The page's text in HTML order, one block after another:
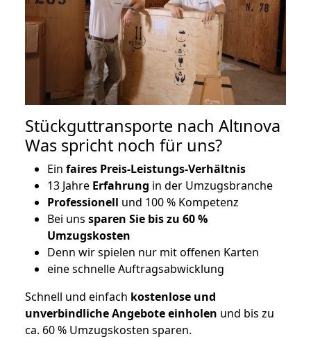
Stückguttransporte nach Altınova
Was spricht noch für uns?
Ein faires Preis-Leistungs-Verhältnis
13 Jahre Erfahrung in der Umzugsbranche
Professionell und 100 % Kompetenz
Bei uns sparen Sie bis zu 60 %
Umzugskosten
Denn wir spielen nur mit offenen Karten
eine schnelle Auftragsabwicklung
Schnell und einfach kostenlose und
unverbindliche Angebote einholen und bis zu
ca. 60 % Umzugskosten sparen.